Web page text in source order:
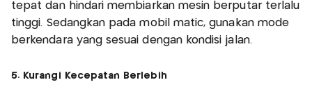
tepat dan hindari membiarkan mesin berputar terlalu
tinggi. Sedangkan pada mobil matic, gunakan mode
berkendara yang sesuai dengan kondisi jalan.
5. Kurangi Kecepatan Berlebih